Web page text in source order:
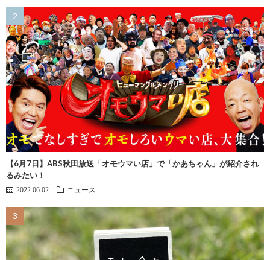
【6月7日】ABS秋田放送「オモウマい店」で「かあちゃん」が紹介され
るみたい！
2022.06.02 ニュース